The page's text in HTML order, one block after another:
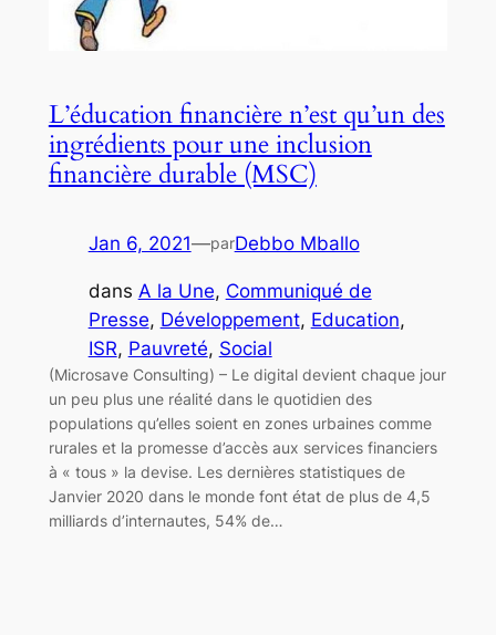
L’éducation financière n’est qu’un des
ingrédients pour une inclusion
financière durable (MSC)
Jan 6, 2021—parDebbo Mballo
dans A la Une, Communiqué de
Presse, Développement, Education
ISR, Pauvreté, Social
(Microsave Consulting) – Le digital devient chaque jour
un peu plus une réalité dans le quotidien des
populations qu’elles soient en zones urbaines comme
rurales et la promesse d’accès aux services financiers
à « tous » la devise. Les dernières statistiques de
Janvier 2020 dans le monde font état de plus de 4,5
milliards d’internautes, 54% de…